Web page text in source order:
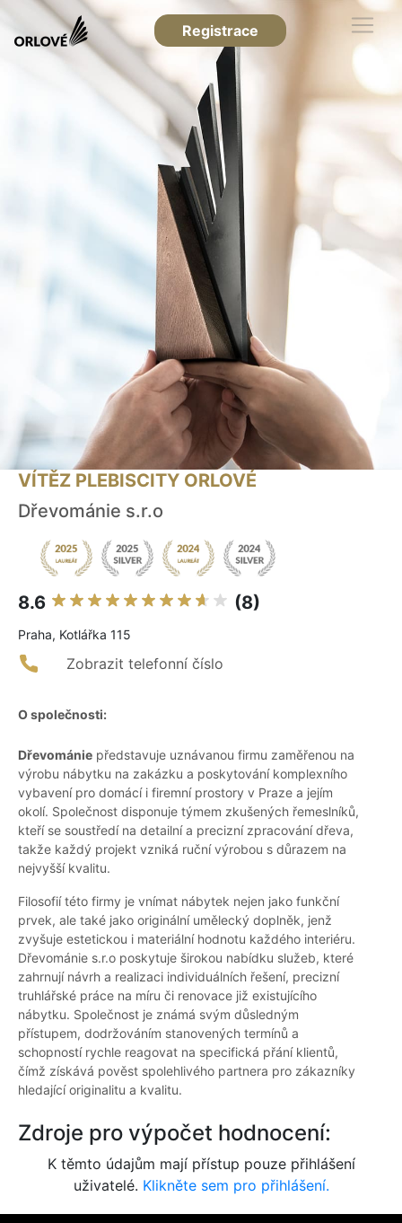
Registrace
VÍTĚZ PLEBISCITY ORLOVÉ
Dřevománie s.r.o
8.6 (8)
Praha, Kotlářka 115
Zobrazit telefonní číslo
O společnosti:
Dřevománie představuje uznávanou firmu zaměřenou na
výrobu nábytku na zakázku a poskytování komplexního
vybavení pro domácí i firemní prostory v Praze a jejím
okolí. Společnost disponuje týmem zkušených řemeslníků,
kteří se soustředí na detailní a precizní zpracování dřeva,
takže každý projekt vzniká ruční výrobou s důrazem na
nejvyšší kvalitu.
Filosofií této firmy je vnímat nábytek nejen jako funkční
prvek, ale také jako originální umělecký doplněk, jenž
zvyšuje estetickou i materiální hodnotu každého interiéru.
Dřevománie s.r.o poskytuje širokou nabídku služeb, které
zahrnují návrh a realizaci individuálních řešení, precizní
truhlářské práce na míru či renovace již existujícího
nábytku. Společnost je známá svým důsledným
přístupem, dodržováním stanovených termínů a
schopností rychle reagovat na specifická přání klientů,
čímž získává pověst spolehlivého partnera pro zákazníky
hledající originalitu a kvalitu.
Zdroje pro výpočet hodnocení:
K těmto údajům mají přístup pouze přihlášení
uživatelé. Klikněte sem pro přihlášení.